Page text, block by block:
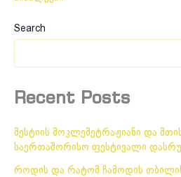
Search
Recent Posts
მესტიის მოკლემეტრაჟიანი და
საერთაშორისო ფესტივალი
როდის და რატომ ჩამოდის